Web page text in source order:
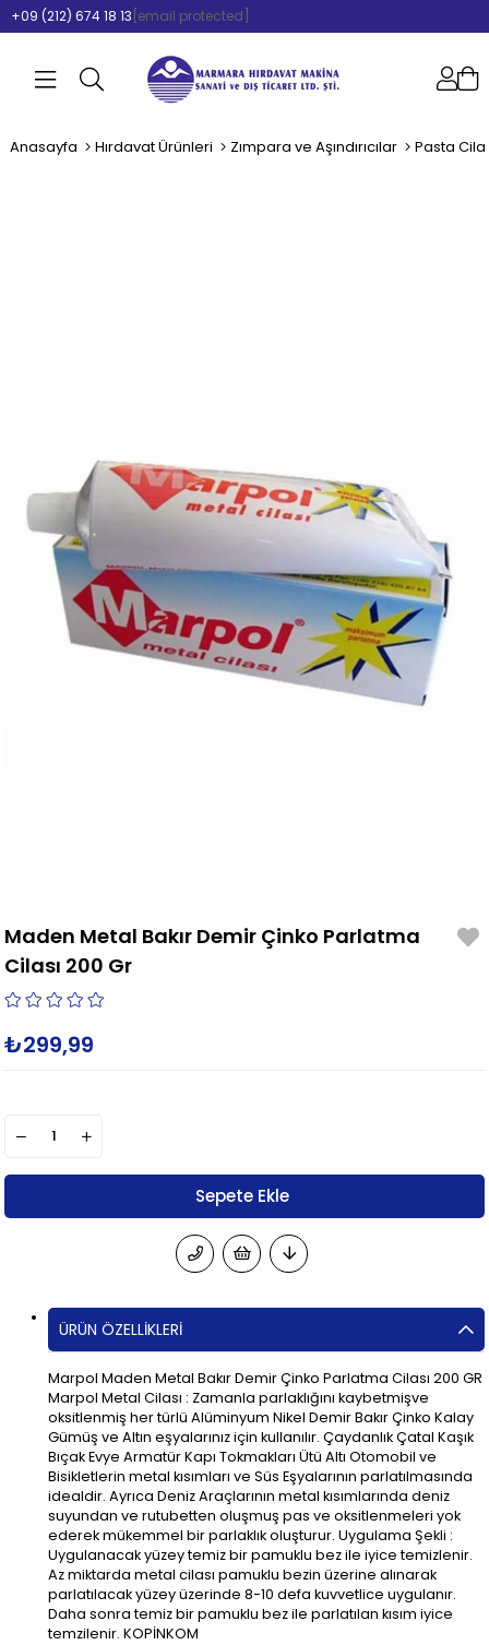
+09 (212) 674 18 13 [email protected]
Anasayfa Hırdavat Ürünleri Zımpara ve Aşındırıcılar Pasta Cila
Maden Metal Bakır Demir Çinko Parlatma
Cilası 200 Gr
₺299,99
ÜRÜN ÖZELLIKLERI
Marpol Maden Metal Bakır Demir Çinko Parlatma Cilası 200 GR
Marpol Metal Cilası : Zamanla parlaklığını kaybetmişve
oksitlenmiş her türlü Alüminyum Nikel Demir Bakır Çinko Kalay
Gümüş ve Altın eşyalarınız için kullanılır. Çaydanlık Çatal Kaşık
Bıçak Evye Armatür Kapı Tokmakları Ütü Altı Otomobil ve
Bisikletlerin metal kısımları ve Süs Eşyalarının parlatılmasında
idealdir. Ayrıca Deniz Araçlarının metal kısımlarında deniz
suyundan ve rutubetten oluşmuş pas ve oksitlenmeleri yok
ederek mükemmel bir parlaklık oluşturur. Uygulama Şekli :
Uygulanacak yüzey temiz bir pamuklu bez ile iyice temizlenir.
Az miktarda metal cilası pamuklu bezin üzerine alınarak
parlatılacak yüzey üzerinde 8-10 defa kuvvetlice uygulanır.
Daha sonra temiz bir pamuklu bez ile parlatılan kısım iyice
temzilenir. KOPİNKOM